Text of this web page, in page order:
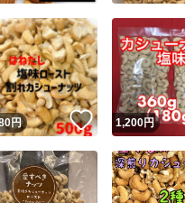
！円 いいね！
1,200円